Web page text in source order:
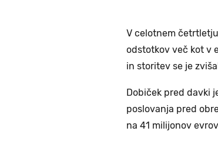
V celotnem
odstotkov več kot v
in storitev se je
Dobiček pred davki
poslovanja pred
na 41 milijonov